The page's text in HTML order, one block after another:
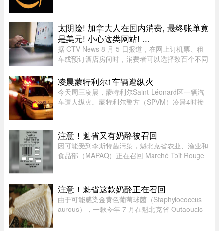
马逊股价上涨5.20%，达到28 ...
太阴险! 加拿大人在国内消费, 最终账单竟
是美元! 小心这类网站! ...
据 CTV News 8 月 5 日报道，在网上订机票、租
车或预订酒店房间时，消费者可以选择数百个不同
虽然有些旅游类网站是加拿大本地公司，但许多并
非如此，即使你要前往加拿 ...
凌晨蒙特利尔1车辆遭纵火
今天周三凌晨，蒙特利尔Saint-Léonard区一辆汽
车遭人纵火。蒙特利尔警方（SPVM）凌晨4时接
Chèvrefils表示，警员抵达现场时，火 ...
注意！魁省又有奶酪被召回
因可能受到李斯特菌污染，魁北克省农业、渔业和
食品部（MAPAQ）正在召回 Marché Toit Rouge
年 7 月 6 日至 16 ...
注意！魁省这款奶酪正在召回
由于可能感染金黄色葡萄球菌（Staphylococcus
aureus），一款今年 7 月在魁北克省 Outaouais